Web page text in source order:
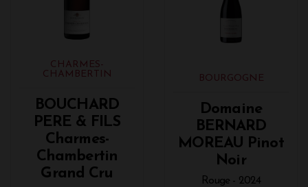
CHARMES-
CHAMBERTIN
BOUCHARD
PERE & FILS
Charmes-
Chambertin
Grand Cru
BOURGOGNE
Domaine
BERNARD
MOREAU Pinot
Noir
Rouge - 2024